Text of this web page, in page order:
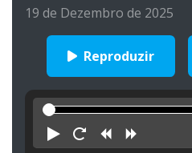
19 de Dezembro de 2025
Reproduzir
Reproduzir
ReiniciarRetroceder